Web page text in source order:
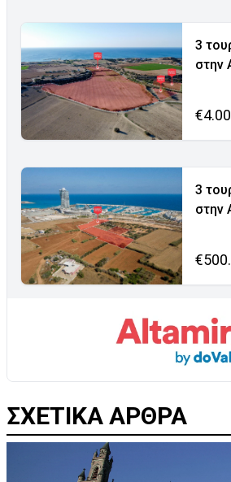
3
στην
3
στην
ΣΧΕΤΙΚΑ ΑΡΘΡΑ